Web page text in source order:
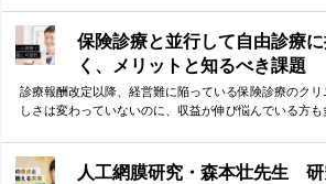
保険診療と並行して自由診療
く、メリットと知るべき課題
診療報酬改定以降、経営難に陥っている保険診療のク
しさは変わっていないのに、収益が伸び悩んでいる方
人工網膜研究・森本壮先生